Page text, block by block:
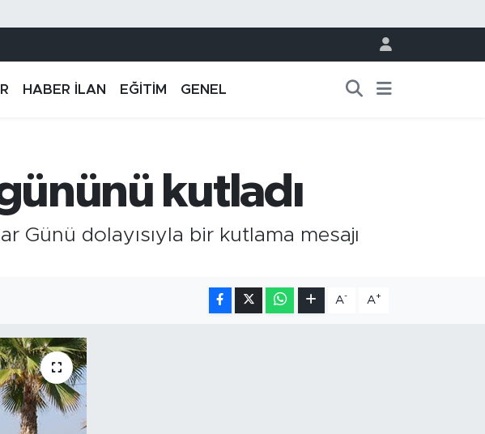
HABER İLAN EĞİTİM GENEL
kutladı
Günü dolayısıyla bir kutlama mesajı
A- A+